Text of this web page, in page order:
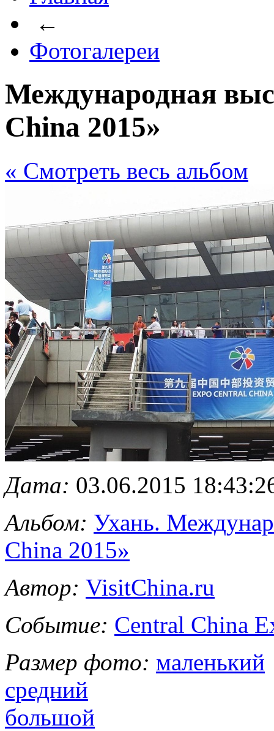
←
Фотогалереи
Международная
China 2015»
« Cмотреть весь альбом
Дата: 03.06.2015
Альбом: Ухань.
China 2015»
Автор: VisitChina.ru
Событие: Central China
Размер фото: маленький
средний
большой